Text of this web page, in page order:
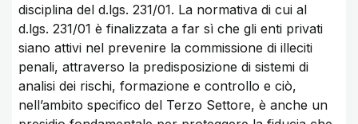
disciplina del d.lgs. 231/01. La normativa di cui al
d.lgs. 231/01 è finalizzata a far sì che gli enti privati
siano attivi nel prevenire la commissione di illeciti
penali, attraverso la predisposizione di sistemi di
analisi dei rischi, formazione e controllo e ciò,
nell’ambito specifico del Terzo Settore, è anche un